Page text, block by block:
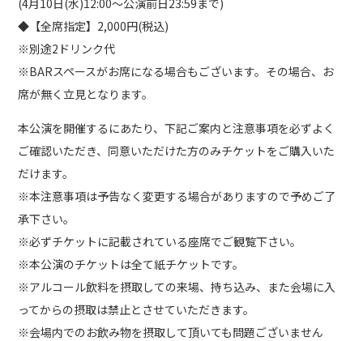
(4月10日(水)12:00～公演前日23:59まで)
◆【全席指定】2,000円(税込)
※別途2ドリンク代
※BARスペースがお席になる場合もございます。その場合、お
席が無く立見となります。
本公演を開催するにあたり、下記ご案内と注意事項を必ずよく
ご確認いただき、同意いただけた方のみチケットをご購入いた
だけます。
※本注意事項は予告なく変更する場合がありますので予めご了
承下さい。
※必ずチケットに記載されている座席でご観覧下さい。
※本公演のチケットは全て紙チケットです。
※アルコール飲料を摂取しての来場、持ち込み、また会場に入
ってからの摂取は禁止とさせていただきます。
※会場内でのお飲み物を摂取して頂いても問題ございません